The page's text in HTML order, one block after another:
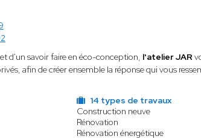
d'un savoir faire en éco-conception, l'atelier JAR
afin de créer ensemble la réponse qui vous
14 types de travaux
Construction neuve
Rénovation
Rénovation énergétique